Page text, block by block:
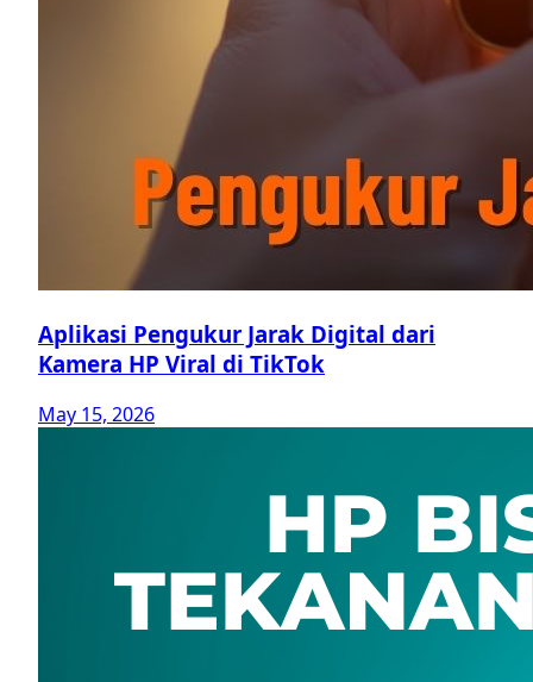
Aplikasi Pengukur Jarak Digital dari
Kamera HP Viral di TikTok
May 15, 2026